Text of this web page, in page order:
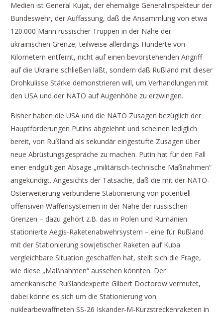
Medien ist General Kujat, der ehemalige Generalinspekteur der
Bundeswehr, der Auffassung, daß die Ansammlung von etwa
120.000 Mann russischer Truppen in der Nähe der
ukrainischen Grenze, teilweise allerdings Hunderte von
Kilometern entfernt, nicht auf einen bevorstehenden Angriff
auf die Ukraine schließen läßt, sondern daß Rußland mit dieser
Drohkulisse Stärke demonstrieren will, um Verhandlungen mit
den USA und der NATO auf Augenhöhe zu erzwingen.
Bisher haben die USA und die NATO Zusagen bezüglich der
Hauptforderungen Putins abgelehnt und scheinen lediglich
bereit, von Rußland als sekundär eingestufte Zusagen über
neue Abrüstungsgespräche zu machen. Putin hat für den Fall
einer endgültigen Absage „militärisch-technische Maßnahmen“
angekündigt. Angesichts der Tatsache, daß die mit der NATO-
Osterweiterung verbundene Stationierung von potentiell
offensiven Waffensystemen in der Nähe der russischen
Grenzen – dazu gehört z.B. das in Polen und Rumänien
stationierte Aegis-Raketenabwehrsystem – eine für Rußland
mit der Stationierung sowjetischer Raketen auf Kuba
vergleichbare Situation geschaffen hat, stellt sich die Frage,
wie diese „Maßnahmen“ aussehen könnten. Der
amerikanische Rußlandexperte Gilbert Doctorow vermutet,
dabei könne es sich um die Stationierung von
nuklearbewaffneten SS-26 Iskander-M-Kurzstreckenraketen in